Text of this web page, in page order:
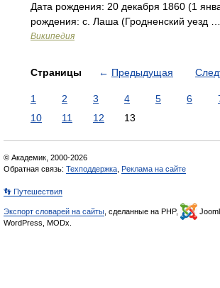
Дата рождения: 20 декабря 1860 (1
рождения: с. Лаша (Гродненский уезд …
Википедия
Страницы ← Предыдущая
1 2 3 4 5 6
10
11 12 13
© Академик, 2000-2026
Обратная связь: Техподдержка Реклама на сайте
👣 Путешествия
Экспорт словарей на сайты , сделанные на PHP,
WordPress, MODx.